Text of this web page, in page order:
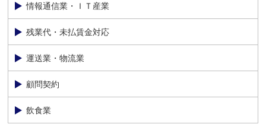
情報通信業・ＩＴ産業
残業代・未払賃金対応
運送業・物流業
顧問契約
飲食業